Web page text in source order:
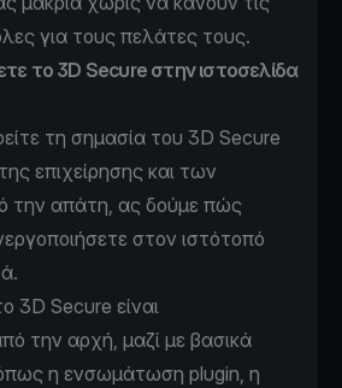
για τους πελάτες τους.
το 3D Secure στην ιστοσελίδα
τη σημασία του 3D Secure
επιχείρησης και των
την απάτη, ας δούμε πώς
στον ιστότοπό
3D Secure είναι
την αρχή, μαζί με βασικά
η ενσωμάτωση plugin, η